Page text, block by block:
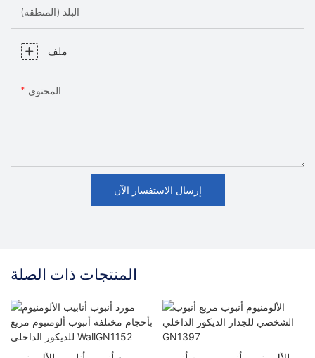
البلد (المنطقة)
ملف
المحتوى
إرسال الاستفسار الآن
المنتجات ذات الصلة